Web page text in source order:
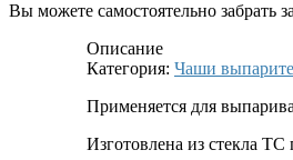
Вы можете самостоятельно забрать
Описание
Категория: Чаши
Применяется для
Изготовлена из стекла